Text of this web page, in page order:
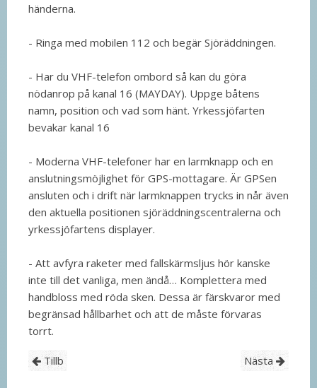
händerna.
- Ringa med mobilen 112 och begär Sjöräddningen.
- Har du VHF-telefon ombord så kan du göra
nödanrop på kanal 16 (MAYDAY). Uppge båtens
namn, position och vad som hänt. Yrkessjöfarten
bevakar kanal 16
- Moderna VHF-telefoner har en larmknapp och en
anslutningsmöjlighet för GPS-mottagare. Är GPSen
ansluten och i drift när larmknappen trycks in når även
den aktuella positionen sjöräddningscentralerna och
yrkessjöfartens displayer.
- Att avfyra raketer med fallskärmsljus hör kanske
inte till det vanliga, men ändå… Komplettera med
handbloss med röda sken. Dessa är färskvaror med
begränsad hållbarhet och att de måste förvaras
torrt.
Tillb Nästa